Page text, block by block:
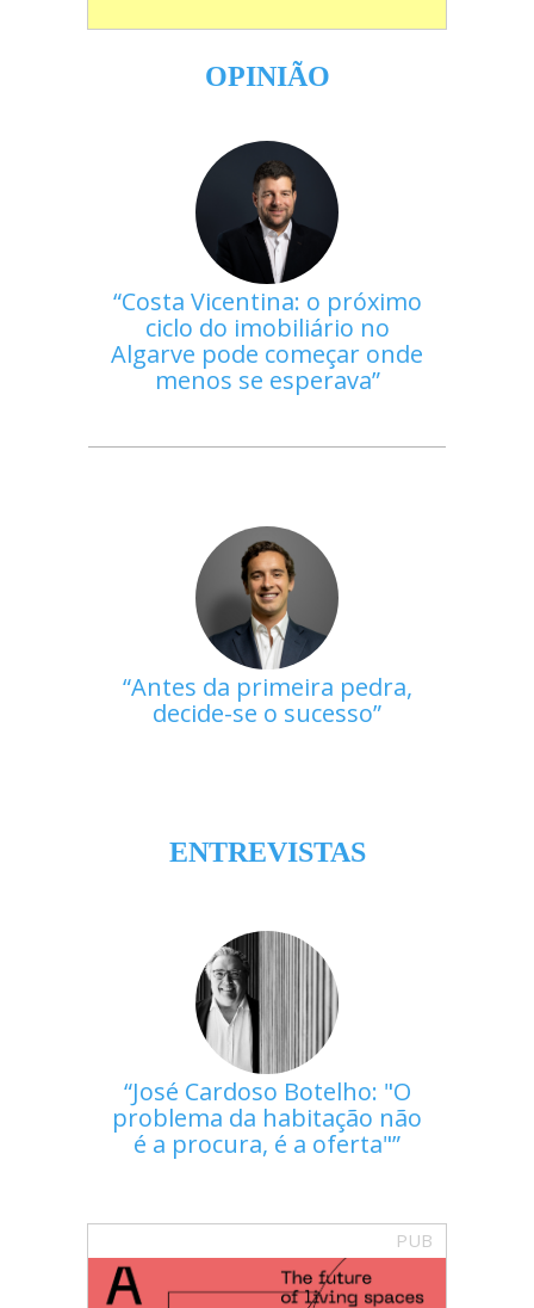
OPINIÃO
Costa Vicentina: o próximo
ciclo do imobiliário no
Algarve pode começar onde
menos se esperava
Antes da primeira pedra,
decide-se o sucesso
ENTREVISTAS
José Cardoso Botelho: "O
problema da habitação não
é a procura, é a oferta"
PUB